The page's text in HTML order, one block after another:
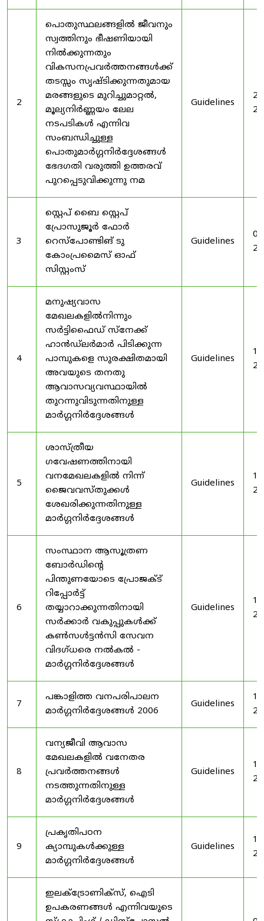
2
പൊതുസ്ഥലങ്ങളിൽ ജീവനും
സ്വത്തിനും ഭീഷണിയായി
നിൽക്കുന്നതും
വികസനപ്രവർത്തനങ്ങൾക്ക്
തടസ്സം സൃഷ്ടിക്കുന്നതുമായ
മരങ്ങളുടെ മുറിച്ചുമാറ്റൽ,
മൂല്യനിർണ്ണയം ലേല
നടപടികൾ എന്നിവ
സംബന്ധിച്ചുള്ള
പൊതുമാർഗ്ഗനിർദ്ദേശങ്ങൾ
ഭേദഗതി വരുത്തി ഉത്തരവ്
പുറപ്പെടുവിക്കുന്നു നമ
Guidelines
3
സ്റ്റെപ് ബൈ സ്റ്റെപ്
പ്രോസുജൂർ ഫോർ
റെസ്‌പോണ്ടിങ് ടു
കോംപ്രമൈസ് ഓഫ്
സിസ്റ്റംസ്
Guidelines
4
മനുഷ്യവാസ
മേഖലകളിൽനിന്നും
സർട്ടിഫൈഡ് സ്നേക്ക്
ഹാൻഡ്‌ലർമാർ പിടിക്കുന്ന
പാമ്പുകളെ സുരക്ഷിതമായി
അവയുടെ തനതു
ആവാസവ്യവസ്ഥായിൽ
തുറന്നുവിടുന്നതിനുള്ള
മാർഗ്ഗനിർദ്ദേശങ്ങൾ
Guidelines
5
ശാസ്ത്രീയ
ഗവേഷണത്തിനായി
വനമേഖലകളിൽ നിന്ന്
ജൈവവസ്തുക്കൾ
ശേഖരിക്കുന്നതിനുള്ള
മാർഗ്ഗനിർദ്ദേശങ്ങൾ
Guidelines
6
സംസ്ഥാന ആസൂത്രണ
ബോർഡിൻ്റെ
പിന്തുണയോടെ പ്രോജക്ട്
റിപ്പോർട്ട്
തയ്യാറാക്കുന്നതിനായി
സർക്കാർ വകുപ്പുകൾക്ക്
കൺസൾട്ടൻസി സേവന
വിദഗ്ധരെ നൽകൽ -
മാർഗ്ഗനിർദ്ദേശങ്ങൾ
Guidelines
7
പങ്കാളിത്ത വനപരിപാലന
മാർഗ്ഗനിർദ്ദേശങ്ങൾ 2006
Guidelines
8
വന്യജീവി ആവാസ
മേഖലകളിൽ വനേതര
പ്രവർത്തനങ്ങൾ
നടത്തുന്നതിനുള്ള
മാർഗ്ഗനിർദ്ദേശങ്ങൾ
Guidelines
9
പ്രകൃതിപഠന
ക്യാമ്പുകൾക്കുള്ള
മാർഗ്ഗനിർദ്ദേശങ്ങൾ
Guidelines
ഇലക്‌ട്രോണിക്‌സ്, ഐടി
ഉപകരണങ്ങൾ എന്നിവയുടെ